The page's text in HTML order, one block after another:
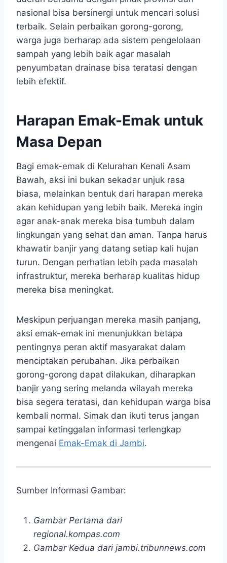
nasional bisa bersinergi untuk mencari solusi
terbaik. Selain perbaikan gorong-gorong,
warga juga berharap ada sistem pengelolaan
sampah yang lebih baik agar masalah
penyumbatan drainase bisa teratasi dengan
lebih efektif.
Harapan Emak-Emak untuk
Masa Depan
Bagi emak-emak di Kelurahan Kenali Asam
Bawah, aksi ini bukan sekadar unjuk rasa
biasa, melainkan bentuk dari harapan mereka
akan kehidupan yang lebih baik. Mereka ingin
agar anak-anak mereka bisa tumbuh dalam
lingkungan yang sehat dan aman. Tanpa harus
khawatir banjir yang datang setiap kali hujan
turun. Dengan perhatian lebih pada masalah
infrastruktur, mereka berharap kualitas hidup
mereka bisa meningkat.
Meskipun perjuangan mereka masih panjang,
aksi emak-emak ini menunjukkan betapa
pentingnya peran aktif masyarakat dalam
menciptakan perubahan. Jika perbaikan
gorong-gorong dapat dilakukan, diharapkan
banjir yang sering melanda wilayah mereka
bisa segera teratasi, dan kehidupan warga bisa
kembali normal. Simak dan ikuti terus jangan
sampai ketinggalan informasi terlengkap
mengenai Emak-Emak di Jambi.
Sumber Informasi Gambar:
Gambar Pertama dari
regional.kompas.com
Gambar Kedua dari jambi.tribunnews.com